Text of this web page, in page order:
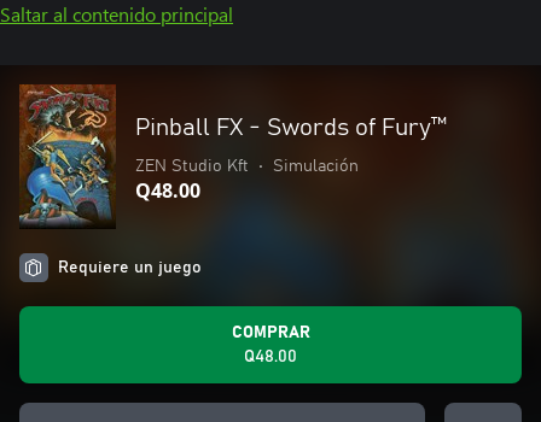
Saltar al contenido principal
Pinball FX - Swords of Fury™️
ZEN Studio Kft • Simulación
Q48.00
Requiere un juego
COMPRAR
Q48.00